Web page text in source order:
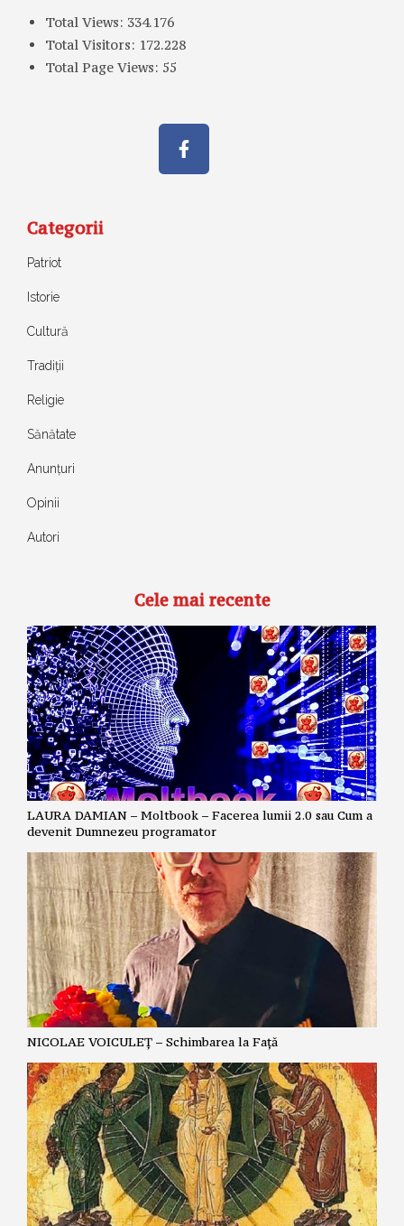
Total Views: 334.176
Total Visitors: 172.228
Total Page Views: 55
Categorii
Patriot
Istorie
Cultură
Tradiții
Religie
Sănătate
Anunțuri
Opinii
Autori
Cele mai recente
LAURA DAMIAN – Moltbook – Facerea lumii 2.0 sau Cum a
devenit Dumnezeu programator
NICOLAE VOICULEȚ – Schimbarea la Față